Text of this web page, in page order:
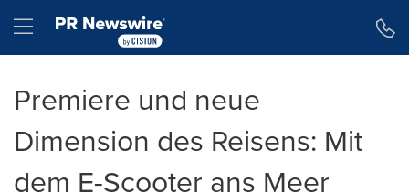
Hamburger menu
Premiere und neue
Dimension des Reisens: Mit
dem E-Scooter ans Meer